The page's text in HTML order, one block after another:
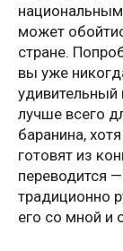
может
стране.
вы уже
удивительный
лучше всего
баранина,
готовят из
переводится
традиционно
его со мной и